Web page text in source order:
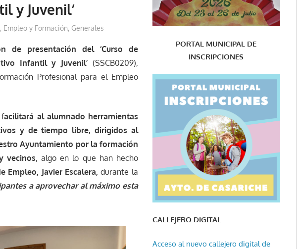
y Juvenil’
Empleo y Formación, Generales
de presentación del ‘Curso de
Infantil y Juvenil’ (SSCB0209),
Profesional para el Empleo
facilitará al alumnado herramientas
y de tiempo libre, dirigidos al
Ayuntamiento por la formación
vecinos, algo en lo que han hecho
Empleo, Javier Escalera, durante la
a aprovechar al máximo esta
PORTAL MUNICIPAL DE
INSCRIPCIONES
CALLEJERO DIGITAL
Acceso al nuevo callejero digital de